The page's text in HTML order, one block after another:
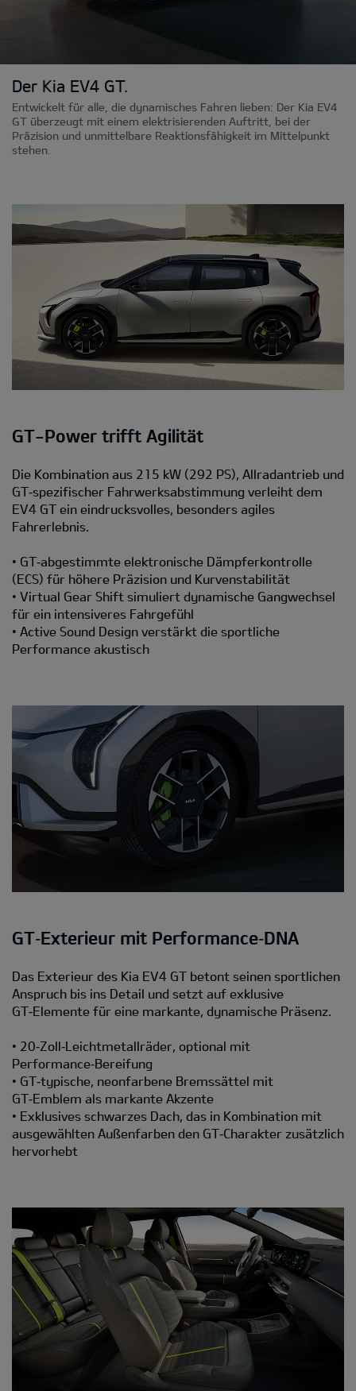
Der Kia EV4 GT.
Entwickelt für alle, die dynamisches Fahren lieben: Der Kia EV4
GT überzeugt mit einem elektrisierenden Auftritt, bei der
Präzision und unmittelbare Reaktionsfähigkeit im Mittelpunkt
stehen.
GT-Power trifft Agilität
Die Kombination aus 215 kW (292 PS), Allradantrieb und
GT‑spezifischer Fahrwerksabstimmung verleiht dem
EV4 GT ein eindrucksvolles, besonders agiles
Fahrerlebnis.
• GT‑abgestimmte elektronische Dämpferkontrolle
(ECS) für höhere Präzision und Kurvenstabilität
• Virtual Gear Shift simuliert dynamische Gangwechsel
für ein intensiveres Fahrgefühl
• Active Sound Design verstärkt die sportliche
Performance akustisch
GT‑Exterieur mit Performance‑DNA
Das Exterieur des Kia EV4 GT betont seinen sportlichen
Anspruch bis ins Detail und setzt auf exklusive
GT‑Elemente für eine markante, dynamische Präsenz.
• 20‑Zoll‑Leichtmetallräder, optional mit
Performance‑Bereifung
• GT‑typische, neonfarbene Bremssättel mit
GT‑Emblem als markante Akzente
• Exklusives schwarzes Dach, das in Kombination mit
ausgewählten Außenfarben den GT‑Charakter zusätzlich
hervorhebt